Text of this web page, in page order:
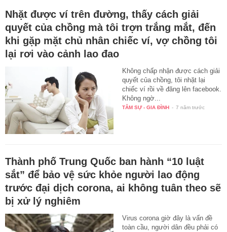
Nhặt được ví trên đường, thấy cách giải
quyết của chồng mà tôi trợn trắng mắt, đến
khi gặp mặt chủ nhân chiếc ví, vợ chồng tôi
lại rơi vào cảnh lao đao
Không chấp nhận được cách giải
quyết của chồng, tôi nhặt lại
chiếc ví rồi về đăng lên facebook.
Không ngờ...
TÂM SỰ - GIA ĐÌNH - 7 năm trước
Thành phố Trung Quốc ban hành “10 luật
sắt” để bảo vệ sức khỏe người lao động
trước đại dịch corona, ai không tuân theo sẽ
bị xử lý nghiêm
Virus corona giờ đây là vấn đề
toàn cầu, người dân đều phải có